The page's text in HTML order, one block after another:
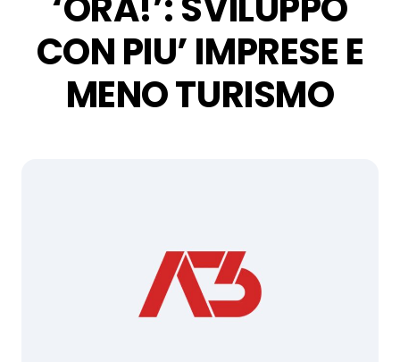
CON PIU’ IMPRESE E
MENO TURISMO